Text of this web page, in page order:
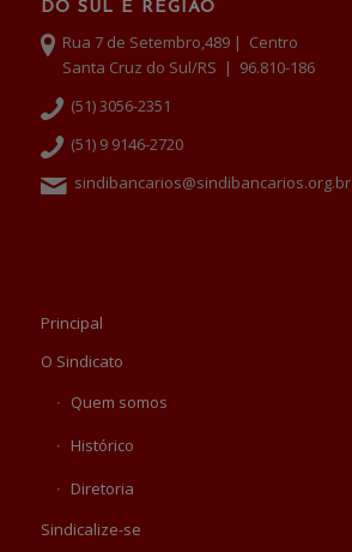
DO SUL E REGIÃO
Rua 7 de Setembro,489 | Centro
Santa Cruz do Sul/RS | 96.810-186
(51) 3056-2351
(51) 9 9146-2720
sindibancarios@sindibancarios.org.br
Principal
O Sindicato
Quem somos
Histórico
Diretoria
Sindicalize-se